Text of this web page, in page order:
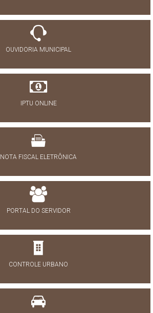
OUVIDORIA MUNICIPAL
IPTU ONLINE
NOTA FISCAL ELETRÔNICA
PORTAL DO SERVIDOR
CONTROLE URBANO